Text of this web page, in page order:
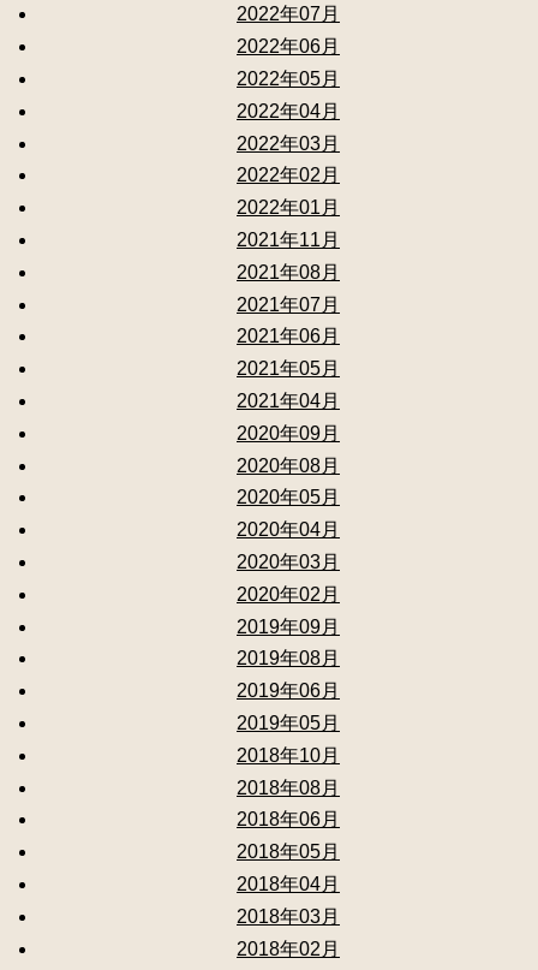
2022年07月
2022年06月
2022年05月
2022年04月
2022年03月
2022年02月
2022年01月
2021年11月
2021年08月
2021年07月
2021年06月
2021年05月
2021年04月
2020年09月
2020年08月
2020年05月
2020年04月
2020年03月
2020年02月
2019年09月
2019年08月
2019年06月
2019年05月
2018年10月
2018年08月
2018年06月
2018年05月
2018年04月
2018年03月
2018年02月